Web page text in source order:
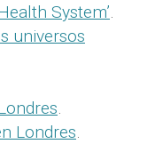
System’.
universos
.
Londres.